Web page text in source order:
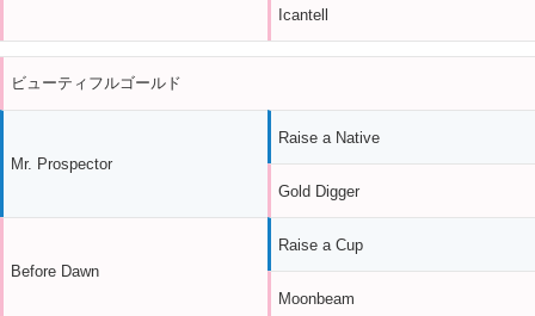
Icantell
ビューティフルゴールド
Mr. Prospector
Before Dawn
Raise a Native
Gold Digger
Raise a Cup
Moonbeam